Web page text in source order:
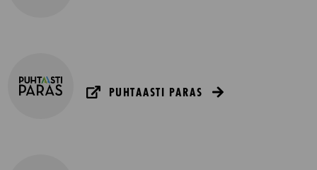
PUHTAASTI PARAS